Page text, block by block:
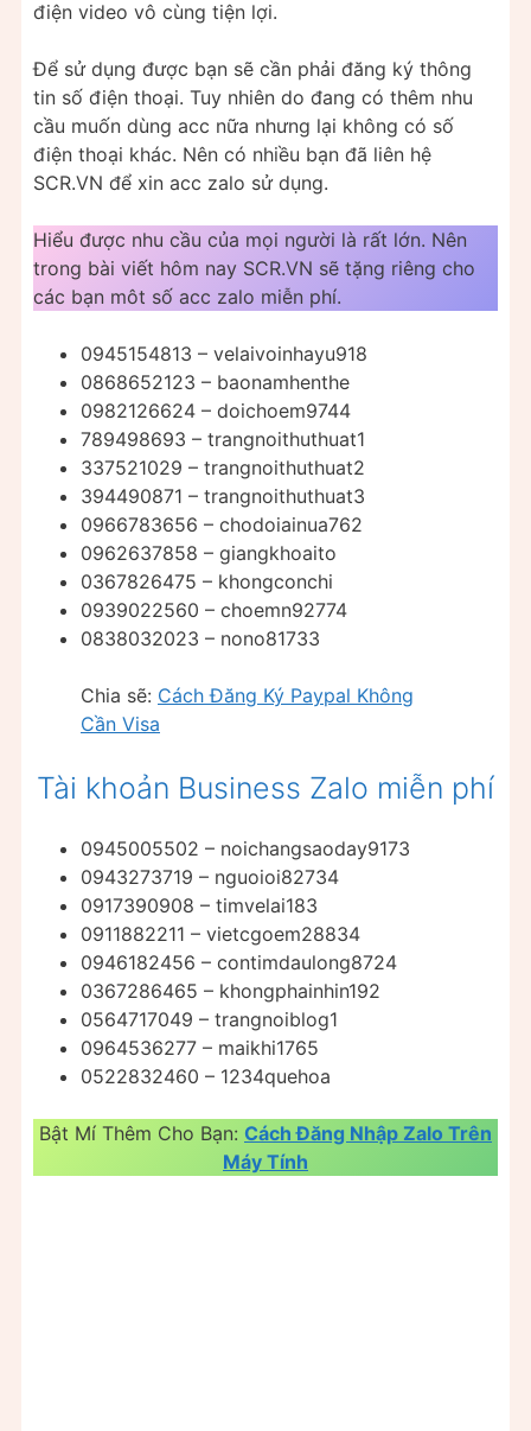
điện video vô cùng tiện lợi.
Để sử dụng được bạn sẽ cần phải đăng ký thông
tin số điện thoại. Tuy nhiên do đang có thêm nhu
cầu muốn dùng acc nữa nhưng lại không có số
điện thoại khác. Nên có nhiều bạn đã liên hệ
SCR.VN để xin acc zalo sử dụng.
Hiểu được nhu cầu của mọi người là rất lớn. Nên
trong bài viết hôm nay SCR.VN sẽ tặng riêng cho
các bạn môt số acc zalo miễn phí.
0945154813 – velaivoinhayu918
0868652123 – baonamhenthe
0982126624 – doichoem9744
789498693 – trangnoithuthuat1
337521029 – trangnoithuthuat2
394490871 – trangnoithuthuat3
0966783656 – chodoiainua762
0962637858 – giangkhoaito
0367826475 – khongconchi
0939022560 – choemn92774
0838032023 – nono81733
Chia sẽ: Cách Đăng Ký Paypal Không
Cần Visa
Tài khoản Business Zalo miễn phí
0945005502 – noichangsaoday9173
0943273719 – nguoioi82734
0917390908 – timvelai183
0911882211 – vietcgoem28834
0946182456 – contimdaulong8724
0367286465 – khongphainhin192
0564717049 – trangnoiblog1
0964536277 – maikhi1765
0522832460 – 1234quehoa
Bật Mí Thêm Cho Bạn: Cách Đăng Nhập Zalo Trên
Máy Tính